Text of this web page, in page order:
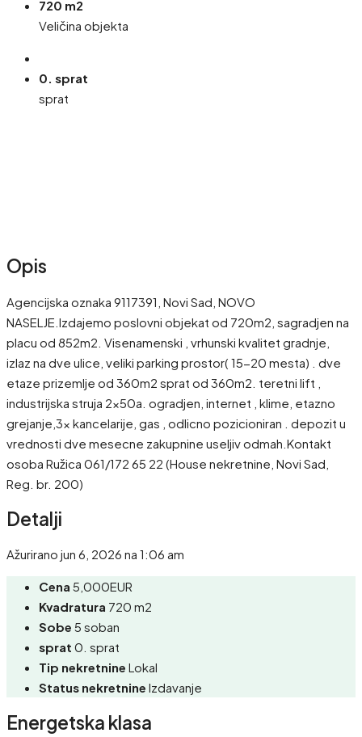
720 m2
Veličina objekta
0. sprat
sprat
Opis
Agencijska oznaka 9117391, Novi Sad, NOVO
NASELJE.Izdajemo poslovni objekat od 720m2, sagradjen na
placu od 852m2. Visenamenski , vrhunski kvalitet gradnje,
izlaz na dve ulice, veliki parking prostor( 15-20 mesta) . dve
etaze prizemlje od 360m2 sprat od 360m2. teretni lift ,
industrijska struja 2x50a. ogradjen, internet , klime, etazno
grejanje,3x kancelarije, gas , odlicno pozicioniran . depozit u
vrednosti dve mesecne zakupnine useljiv odmah.Kontakt
osoba Ružica 061/172 65 22 (House nekretnine, Novi Sad,
Reg. br. 200)
Detalji
Ažurirano jun 6, 2026 na 1:06 am
Cena 5,000EUR
Kvadratura 720 m2
Sobe 5 soban
sprat 0. sprat
Tip nekretnine Lokal
Status nekretnine Izdavanje
Energetska klasa